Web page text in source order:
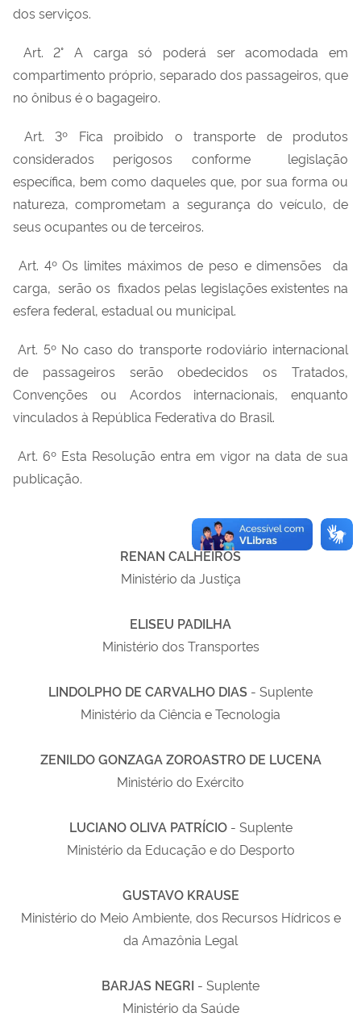
dos serviços.
Art. 2° A carga só poderá ser acomodada em
compartimento próprio, separado dos passageiros, que
no ônibus é o bagageiro.
Art. 3º Fica proibido o transporte de produtos
considerados perigosos conforme legislação
específica, bem como daqueles que, por sua forma ou
natureza, comprometam a segurança do veículo, de
seus ocupantes ou de terceiros.
Art. 4º Os limites máximos de peso e dimensões da
carga, serão os fixados pelas legislações existentes na
esfera federal, estadual ou municipal.
Art. 5º No caso do transporte rodoviário internacional
de passageiros serão obedecidos os Tratados,
Convenções ou Acordos internacionais, enquanto
vinculados à República Federativa do Brasil.
Art. 6º Esta Resolução entra em vigor na data de sua
publicação.
RENAN CALHEIROS
Ministério da Justiça
ELISEU PADILHA
Ministério dos Transportes
LINDOLPHO DE CARVALHO DIAS - Suplente
Ministério da Ciência e Tecnologia
ZENILDO GONZAGA ZOROASTRO DE LUCENA
Ministério do Exército
LUCIANO OLIVA PATRÍCIO - Suplente
Ministério da Educação e do Desporto
GUSTAVO KRAUSE
Ministério do Meio Ambiente, dos Recursos Hídricos e
da Amazônia Legal
BARJAS NEGRI - Suplente
Ministério da Saúde